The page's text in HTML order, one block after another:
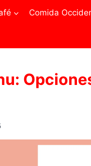
Comida